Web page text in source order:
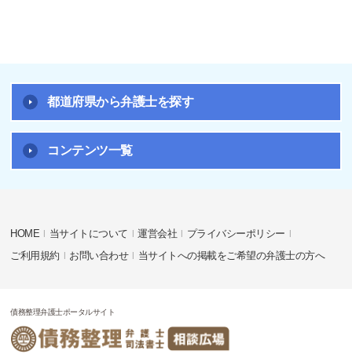
都道府県から弁護士を探す
コンテンツ一覧
HOME 当サイトについて 運営会社
プライバシーポリシー
ご利用規約
お問い合わせ 当サイトへの掲載をご希望の弁護士の方へ
債務整理弁護士ポータルサイト